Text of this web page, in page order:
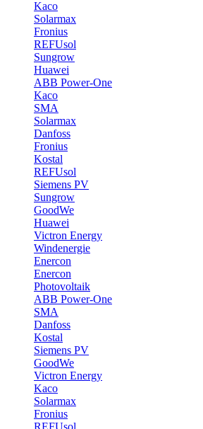
Kaco
Solarmax
Fronius
REFUsol
Sungrow
Huawei
ABB Power-One
Kaco
SMA
Solarmax
Danfoss
Fronius
Kostal
REFUsol
Siemens PV
Sungrow
GoodWe
Huawei
Victron Energy
Windenergie
Enercon
Enercon
Photovoltaik
ABB Power-One
SMA
Danfoss
Kostal
Siemens PV
GoodWe
Victron Energy
Kaco
Solarmax
Fronius
REFUsol